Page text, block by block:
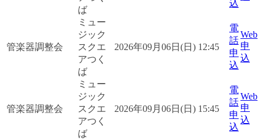
ば
込
管楽器調整会
ミュー
ジック
スクエ
アつく
ば
2026年09月06日(日) 12:45
電
話
申
込
Web
申
込
管楽器調整会
ミュー
ジック
スクエ
アつく
ば
2026年09月06日(日) 15:45
電
話
申
込
Web
申
込